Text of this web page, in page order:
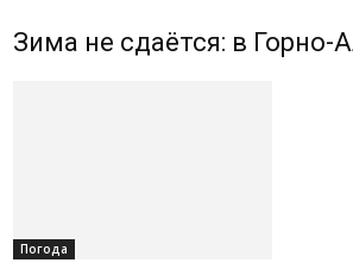
Зима не сдаётся: в
Погода